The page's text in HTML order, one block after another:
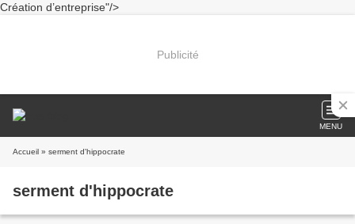
Création d’entreprise"/>
Publicité
MENU
Accueil » serment d'hippocrate
serment d'hippocrate